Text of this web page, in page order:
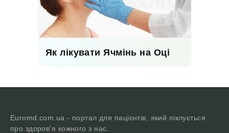
Як лікувати Ячмінь на Оці
Euromd.com.ua - портал для пацієнтів, який піклується
про здоров'я кожного з нас.